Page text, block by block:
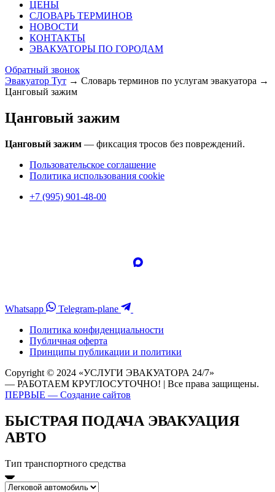
ЦЕНЫ
СЛОВАРЬ ТЕРМИНОВ
НОВОСТИ
КОНТАКТЫ
ЭВАКУАТОРЫ ПО ГОРОДАМ
Обратный звонок
Эвакуатор Тут → Словарь терминов по услугам эвакуатора →
Цанговый зажим
Цанговый зажим
Цанговый зажим — фиксация тросов без повреждений.
Пользовательское соглашение
Политика использования cookie
+7 (995) 901-48-00
Whatsapp
Telegram-plane
Политика конфиденциальности
Публичная оферта
Принципы публикации и политики
Copyright © 2024 «УСЛУГИ ЭВАКУАТОРА 24/7»
— РАБОТАЕМ КРУГЛОСУТОЧНО! | Все права защищены.
ПЕРВЫЕ — Создание сайтов
БЫСТРАЯ ПОДАЧА ЭВАКУАЦИЯ
АВТО
Тип транспортного средства